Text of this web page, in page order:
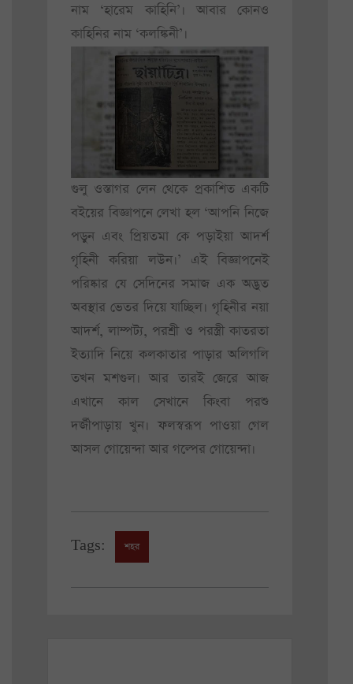
নাম ‘হারেম কাহিনি’। আবার কোনও
কাহিনির নাম ‘কলঙ্কিনী’।
গুলু ওস্তাগর লেন থেকে প্রকাশিত একটি
বইয়ের বিজ্ঞাপনে লেখা হল ‘আপনি নিজে
পড়ুন এবং প্রিয়তমা কে পড়াইয়া আদর্শ
গৃহিনী করিয়া লউন।’ এই বিজ্ঞাপনেই
পরিষ্কার যে সেদিনের সমাজ এক অদ্ভুত
অবস্থার ভেতর দিয়ে যাচ্ছিল। গৃহিনীর নয়া
আদর্শ, লাম্পট্য, পরশ্রী ও পরস্ত্রী কাতরতা
ইত্যাদি নিয়ে কলকাতার পাড়ার অলিগলি
তখন মশগুল। আর তারই জেরে আজ
এখানে কাল সেখানে কিংবা পরশু
দর্জীপাড়ায় খুন। ফলস্বরূপ পাওয়া গেল
আসল গোয়েন্দা আর গল্পের গোয়েন্দা।
Tags: শহর